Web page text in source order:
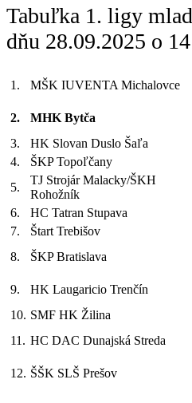
Tabuľka 1. ligy
dňu 28.09.2025 o
1. MŠK IUVENTA Michalovce
2. MHK Bytča
3.
HK Slovan Duslo Šaľa
4.
ŠKP Topoľčany
5.
TJ Strojár Malacky/ŠKH
Rohožník
6.
HC Tatran Stupava
7.
Štart Trebišov
8.
ŠKP Bratislava
9. HK Laugaricio Trenčín
10. SMF HK Žilina
11. HC DAC Dunajská Streda
12. ŠŠK SLŠ Prešov